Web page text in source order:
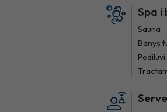
Spa i
Sauna
Banys
Pediluvi